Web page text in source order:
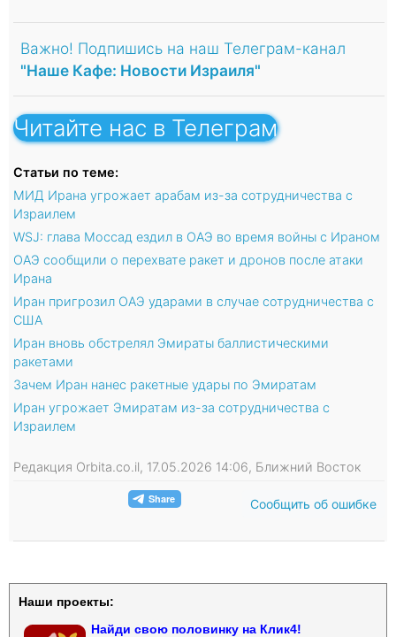
Важно! Подпишись на наш Телеграм-канал
"Наше Кафе: Новости Израиля"
Читайте нас в Телеграм
Статьи по теме:
МИД Ирана угрожает арабам из-за сотрудничества с
Израилем
WSJ: глава Моссад ездил в ОАЭ во время войны с Ираном
ОАЭ сообщили о перехвате ракет и дронов после атаки
Ирана
Иран пригрозил ОАЭ ударами в случае сотрудничества с
США
Иран вновь обстрелял Эмираты баллистическими
ракетами
Зачем Иран нанес ракетные удары по Эмиратам
Иран угрожает Эмиратам из-за сотрудничества с
Израилем
Редакция Orbita.co.il, 17.05.2026 14:06, Ближний Восток
Сообщить об ошибке
Наши проекты:
Найди свою половинку на Клик4!